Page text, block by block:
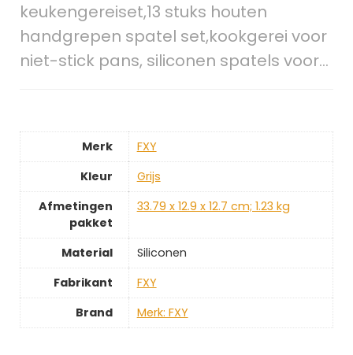
keukengereiset,13 stuks houten
handgrepen spatel set,kookgerei voor
niet-stick pans, siliconen spatels voor…
Merk
‎FXY
Kleur
‎Grijs
Afmetingen
pakket
‎33.79 x 12.9 x 12.7 cm; 1.23 kg
Material
‎Siliconen
Fabrikant
‎FXY
Brand
Merk: FXY